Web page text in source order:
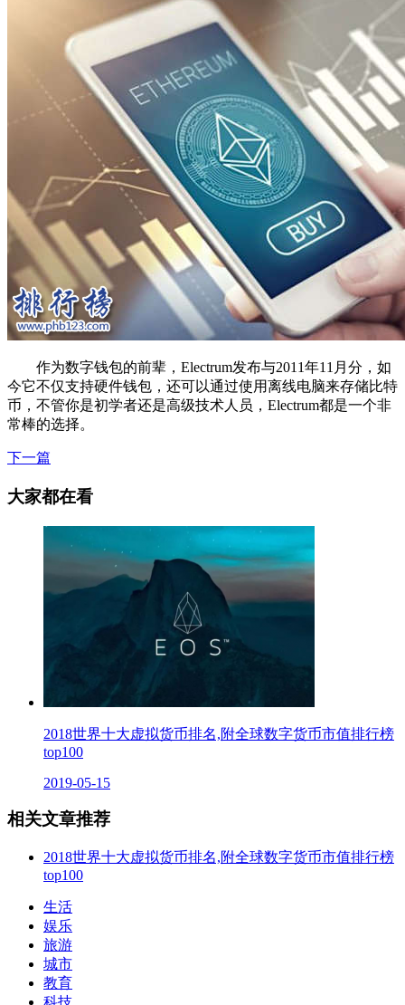
作为数字钱包的前辈，Electrum发布与2011年11月分，如
今它不仅支持硬件钱包，还可以通过使用离线电脑来存储比特
币，不管你是初学者还是高级技术人员，Electrum都是一个非
常棒的选择。
下一篇
大家都在看
2018世界十大虚拟货币排名,附全球数字货币市值排行榜
top100
2019-05-15
相关文章推荐
2018世界十大虚拟货币排名,附全球数字货币市值排行榜
top100
生活
娱乐
旅游
城市
教育
科技